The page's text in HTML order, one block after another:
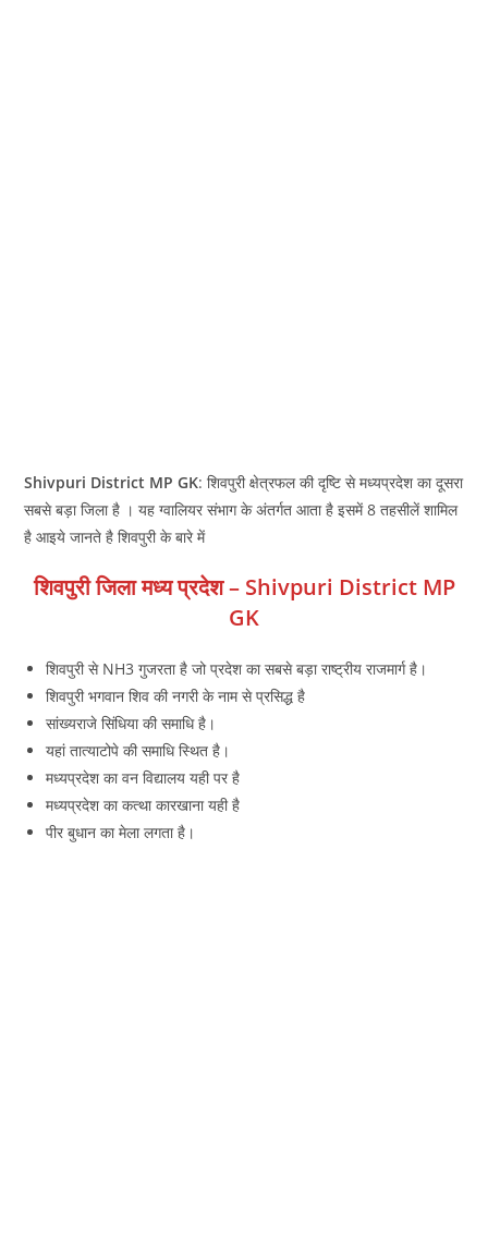
Shivpuri District MP GK: शिवपुरी क्षेत्रफल की दृष्टि से मध्‍यप्रदेश का दूसरा
सबसे बड़ा जिला है । यह ग्‍वालियर संभाग के अंतर्गत आता है इसमें 8 तहसीलें शामिल
है आइये जानते है शिवपुरी के बारे में
शिवपुरी जिला मध्य प्रदेश – Shivpuri District MP
GK
शिवपुरी से NH3 गुजरता है जो प्रदेश का सबसे बड़ा राष्‍ट्रीय राजमार्ग है।
शिवपुरी भगवान शिव की नगरी के नाम से प्रसिद्ध है
सांख्‍यराजे सिंधिया की समाधि है।
यहां तात्‍याटोपे की समाधि स्थित है।
मध्‍यप्रदेश का वन विद्यालय यही पर है
मध्‍यप्रदेश का कत्‍था कारखाना यही है
पीर बुधान का मेला लगता है।